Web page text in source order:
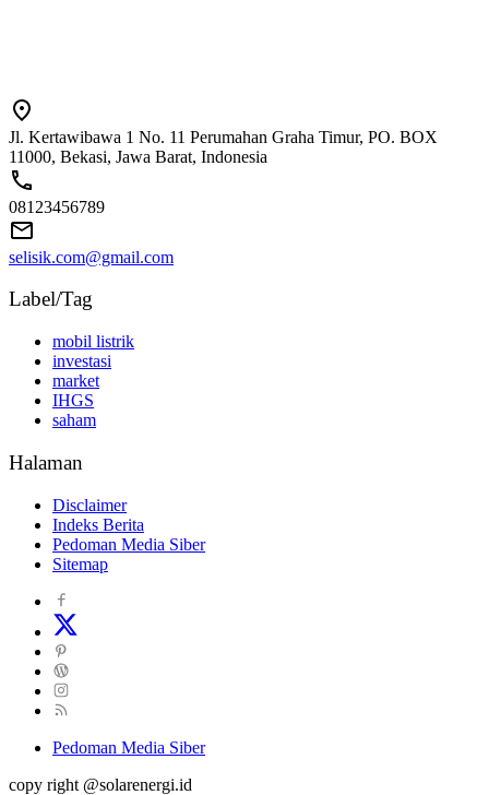
Jl. Kertawibawa 1 No. 11 Perumahan Graha Timur, PO. BOX
11000, Bekasi, Jawa Barat, Indonesia
08123456789
selisik.com@gmail.com
Label/Tag
mobil listrik
investasi
market
IHGS
saham
Halaman
Disclaimer
Indeks Berita
Pedoman Media Siber
Sitemap
Pedoman Media Siber
copy right @solarenergi.id